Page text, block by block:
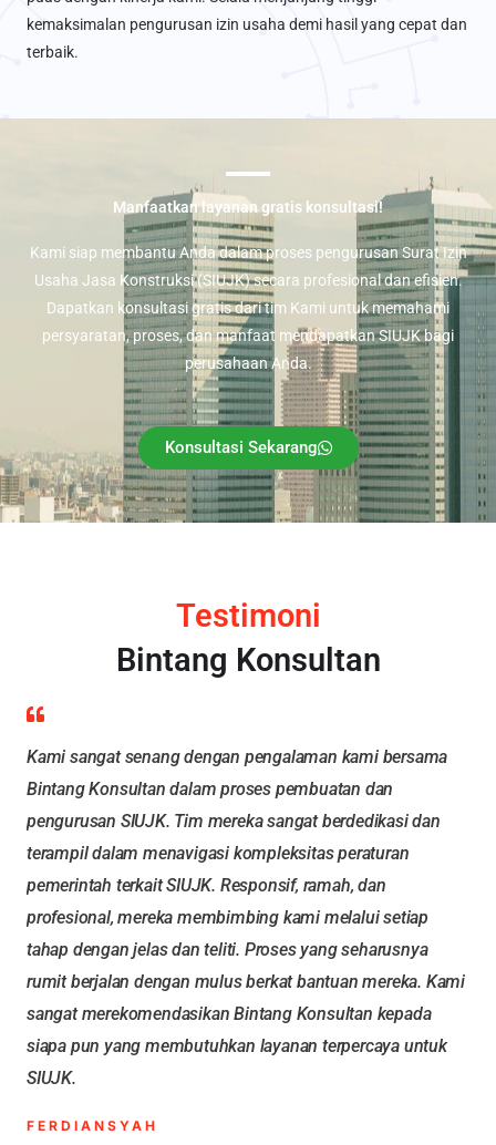
kemaksimalan pengurusan izin usaha demi hasil yang cepat dan
terbaik.
Manfaatkan layanan gratis konsultasi!
Kami siap membantu Anda dalam proses pengurusan Surat Izin
Usaha Jasa Konstruksi (SIUJK) secara profesional dan efisien.
Dapatkan konsultasi gratis dari tim Kami untuk memahami
persyaratan, proses, dan manfaat mendapatkan SIUJK bagi
perusahaan Anda.
Konsultasi Sekarang
Testimoni
Bintang Konsultan
Kami sangat senang dengan pengalaman kami bersama
Bintang Konsultan dalam proses pembuatan dan
pengurusan SIUJK. Tim mereka sangat berdedikasi dan
terampil dalam menavigasi kompleksitas peraturan
pemerintah terkait SIUJK. Responsif, ramah, dan
profesional, mereka membimbing kami melalui setiap
tahap dengan jelas dan teliti. Proses yang seharusnya
rumit berjalan dengan mulus berkat bantuan mereka. Kami
sangat merekomendasikan Bintang Konsultan kepada
siapa pun yang membutuhkan layanan terpercaya untuk
SIUJK.
FERDIANSYAH